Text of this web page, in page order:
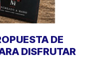
DE
DISFRUTAR